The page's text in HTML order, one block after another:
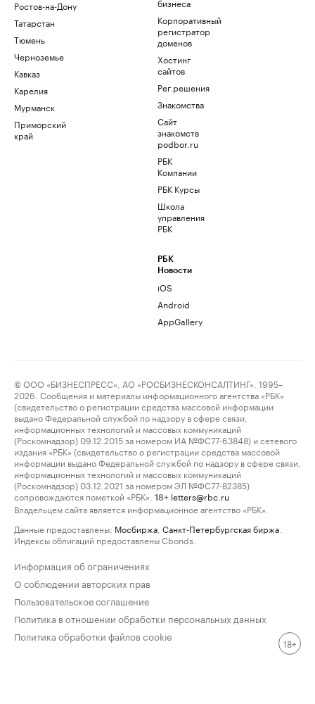
Ростов-на-Дону
Татарстан
Тюмень
Черноземье
Кавказ
Карелия
Мурманск
Приморский
край
Корпоративный
регистратор
доменов
Хостинг
сайтов
Рег.решения
Знакомства
Сайт
знакомств
podbor.ru
РБК
Компании
РБК Курсы
Школа
управления
РБК
РБК
Новости
iOS
Android
AppGallery
© ООО «БИЗНЕСПРЕСС», АО «РОСБИЗНЕСКОНСАЛТИНГ», 1995–
2026. Сообщения и материалы информационного агентства «РБК»
(свидетельство о регистрации средства массовой информации
выдано Федеральной службой по надзору в сфере связи,
информационных технологий и массовых коммуникаций
(Роскомнадзор) 09.12.2015 за номером ИА №ФС77-63848) и сетевого
издания «РБК» (свидетельство о регистрации средства массовой
информации выдано Федеральной службой по надзору в сфере связи,
информационных технологий и массовых коммуникаций
(Роскомнадзор) 03.12.2021 за номером ЭЛ №ФС77-82385)
сопровождаются пометкой «РБК».
18+ letters@rbc.ru
Владельцем сайта является информационное агентство «РБК».
Данные предоставлены: Мосбиржа Санкт-Петербургская биржа
Индексы облигаций предоставлены Cbonds.
Информация об ограничениях
О соблюдении авторских прав
Пользовательское соглашение
Политика в отношении обработки персональных данных
Политика обработки файлов cookie
18+